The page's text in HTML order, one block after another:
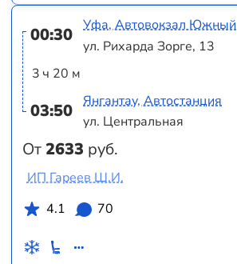
00:30
3 ч 20 м
03:50
От2633 руб.
Уфа, Автовокзал Южный
ул. Рихарда Зорге, 13
Янгантау, Автостанция
ул. Центральная
ИП Гареев Ш.И.
4.1
70